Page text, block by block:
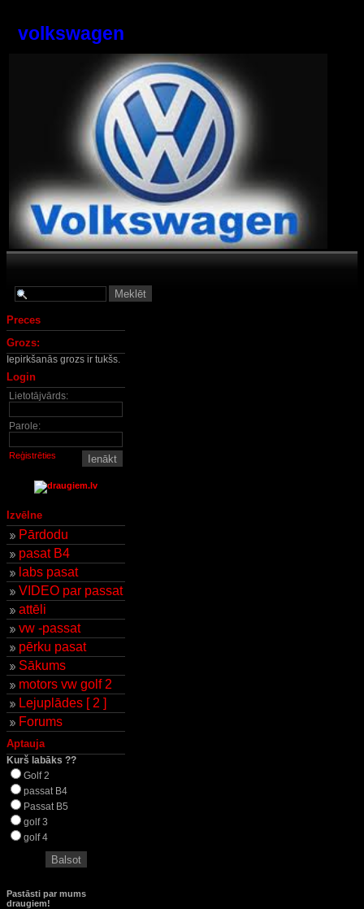
volkswagen
Preces
Grozs:
Iepirkšanās grozs ir tukšs.
Login
Lietotājvārds:
Parole:
Reģistrēties
Izvēlne
Pārdodu
pasat B4
labs pasat
VIDEO par passat
attēli
vw -passat
pērku pasat
Sākums
motors vw golf 2
Lejuplādes [ 2 ]
Forums
Aptauja
Kurš labāks ??
Golf 2
passat B4
Passat B5
golf 3
golf 4
Pastāsti par mums
draugiem!